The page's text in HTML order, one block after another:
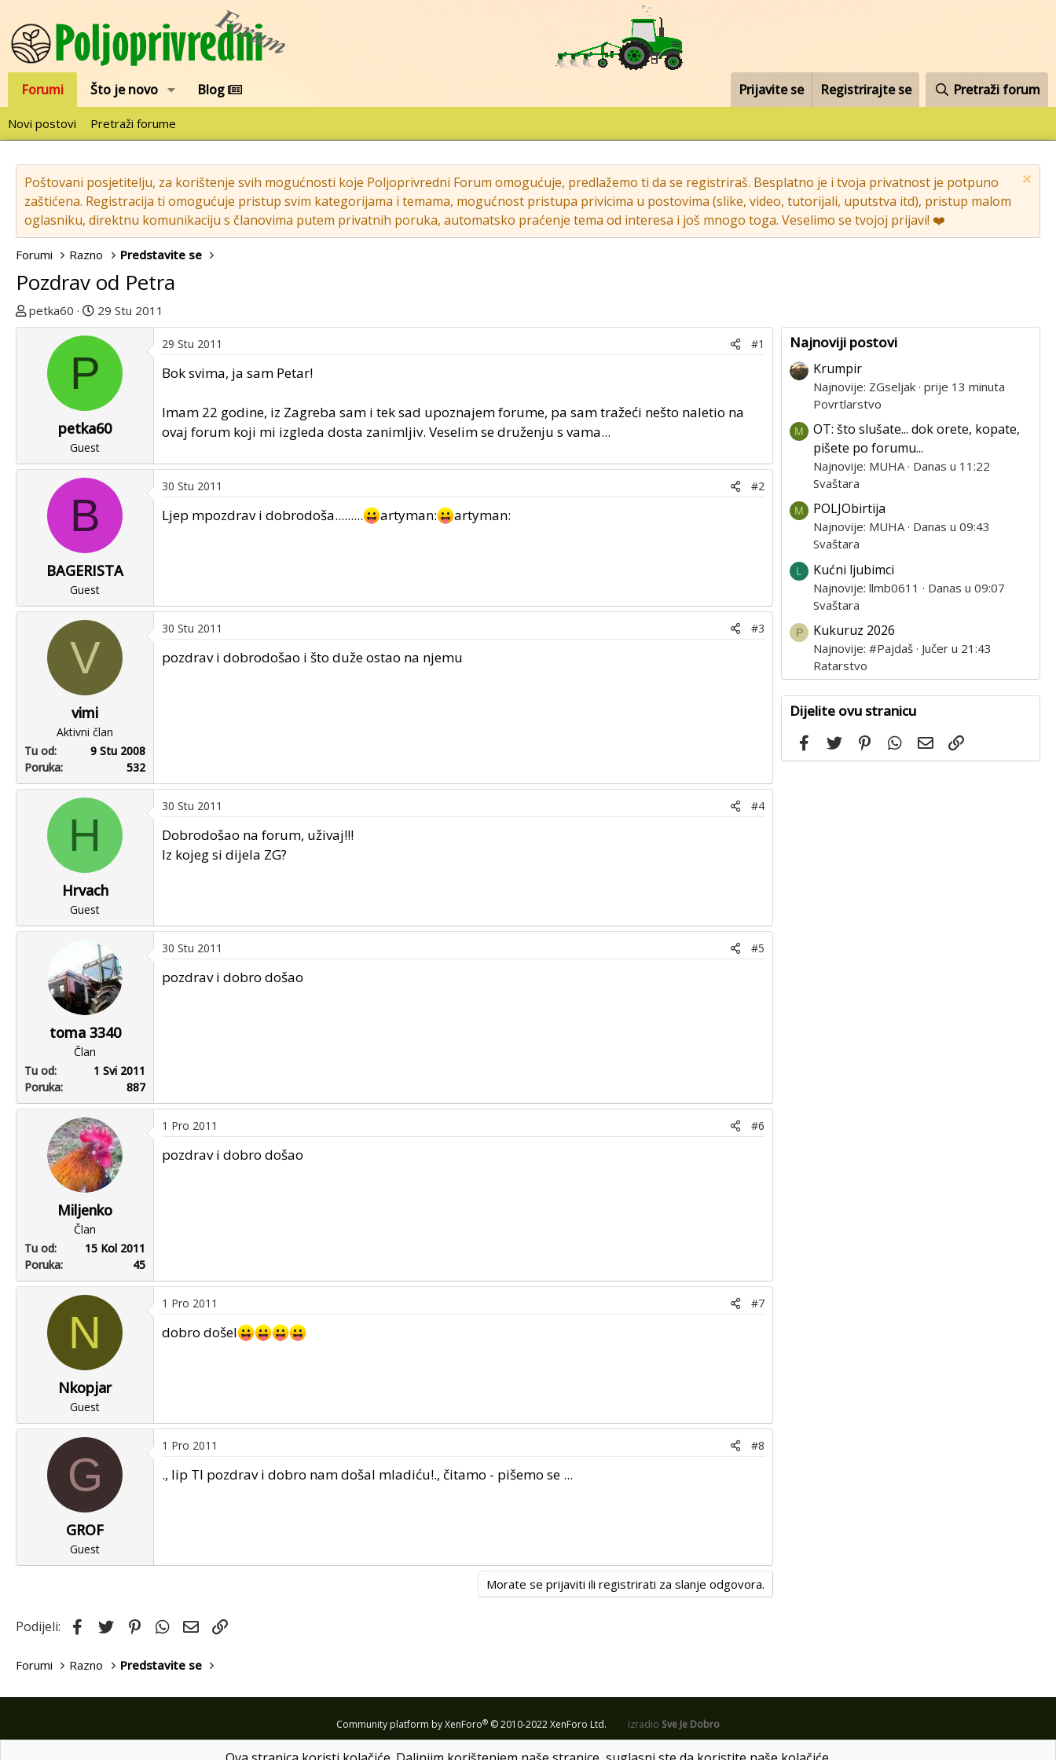
Forumi Što je novo Blog Prijavite se Registrirajte se Pretraži forum
Novi postovi Pretraži forume
Poštovani posjetitelju, za korištenje svih mogućnosti koje Poljoprivredni Forum omogućuje, predlažemo ti da se registriraš. Besplatno je i tvoja privatnost je potpuno
zaštićena. Registracija ti omogućuje pristup svim kategorijama i temama, mogućnost pristupa privicima u postovima (slike, video, tutorijali, uputstva itd), pristup malom
oglasniku, direktnu komunikaciju s članovima putem privatnih poruka, automatsko praćenje tema od interesa i još mnogo toga. Veselimo se tvojoj prijavi! ❤️
Forumi Razno Predstavite se
Pozdrav od Petra
T
e
n
petka60
D
a
t
u
r
v
o
g
p
s
a
29 Stu 2011
P
petka60
Guest
29 Stu 2011 #1
Bok svima, ja sam Petar!
Imam 22 godine, iz Zagreba sam i tek sad upoznajem forume, pa sam tražeći nešto naletio na
ovaj forum koji mi izgleda dosta zanimljiv. Veselim se druženju s vama...
B
BAGERISTA
Guest
30 Stu 2011 #2
Ljep mpozdrav i dobrodoša......... artyman: artyman:
V
vimi
Aktivni član
Tu od
9 Stu 2008
Poruka
532
30 Stu 2011 #3
pozdrav i dobrodošao i što duže ostao na njemu
H
Hrvach
Guest
30 Stu 2011 #4
Dobrodošao na forum, uživaj!!!
Iz kojeg si dijela ZG?
toma 3340
Član
Tu od
1 Svi 2011
Poruka
887
30 Stu 2011 #5
pozdrav i dobro došao
Miljenko
Član
Tu od
15 Kol 2011
Poruka
45
1 Pro 2011 #6
pozdrav i dobro došao
N
Nkopjar
Guest
1 Pro 2011 #7
dobro došel
G
GROF
Guest
1 Pro 2011 #8
., lip TI pozdrav i dobro nam došal mladiću!., čitamo - pišemo se ...
Morate se prijaviti ili registrirati za slanje odgovora.
Podijeli: FacebookTwitterPinterestWhatsApp
Email
Najnoviji postovi
Krumpir
Najnovije: ZGseljak prije 13 minuta
Povrtlarstvo
M
OT: što slušate... dok orete, kopate,
pišete po forumu...
Najnovije: MUHA Danas u 11:22
Svaštara
M POLJObirtija
Najnovije: MUHA Danas u 09:43
Svaštara
L Kućni ljubimci
Najnovije: llmb0611
Danas u 09:07
Svaštara
P Kukuruz 2026
Najnovije: #Pajdaš Jučer u 21:43
Ratarstvo
Dijelite ovu stranicu
Facebook
Twitter PinterestWhatsApp
Email
Forumi Razno Predstavite se
Community platform by XenForo® © 2010-2022 XenForo Ltd. Izradio Sve Je Dobro